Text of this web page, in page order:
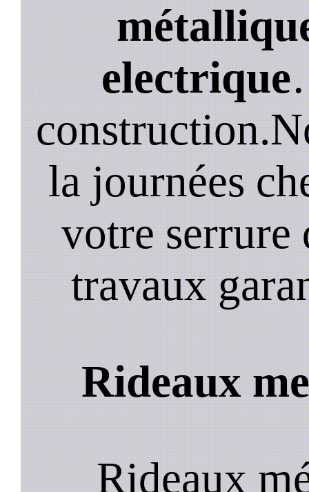
electrique
la journées
votre serrure
travaux
Rideaux
Rideaux